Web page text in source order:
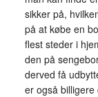
sikker på,
på at købe en
flest steder i
den på
derved få
er også